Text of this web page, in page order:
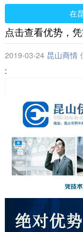
在
点击查看优势，
2019-03-24 昆山商情
: